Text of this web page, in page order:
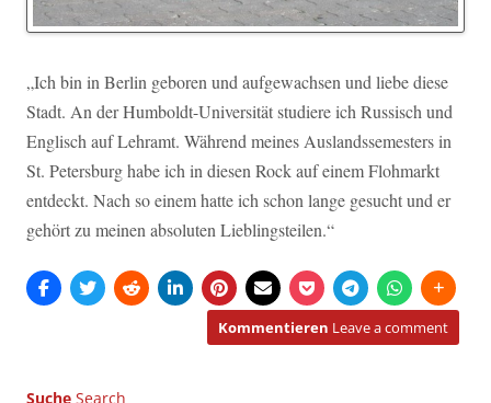
„Ich bin in Berlin geboren und aufgewachsen und liebe diese
Stadt. An der Humboldt-Universität studiere ich Russisch und
Englisch auf Lehramt. Während meines Auslandssemesters in
St. Petersburg habe ich in diesen Rock auf einem Flohmarkt
entdeckt. Nach so einem hatte ich schon lange gesucht und er
gehört zu meinen absoluten Lieblingsteilen.“
Kommentieren Leave a comment
Suche